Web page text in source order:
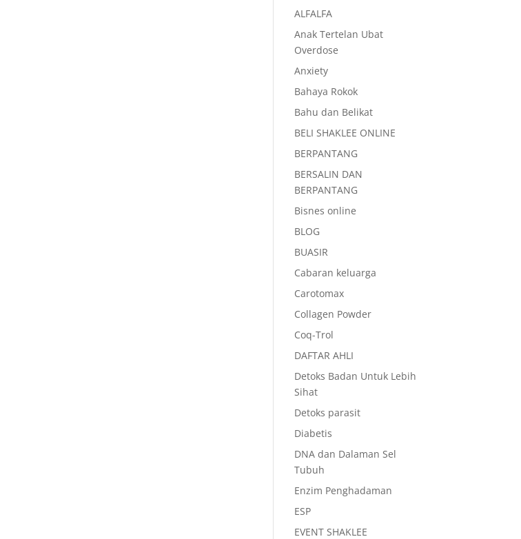
ALFALFA
Anak Tertelan Ubat
Overdose
Anxiety
Bahaya Rokok
Bahu dan Belikat
BELI SHAKLEE ONLINE
BERPANTANG
BERSALIN DAN
BERPANTANG
Bisnes online
BLOG
BUASIR
Cabaran keluarga
Carotomax
Collagen Powder
Coq-Trol
DAFTAR AHLI
Detoks Badan Untuk Lebih
Sihat
Detoks parasit
Diabetis
DNA dan Dalaman Sel
Tubuh
Enzim Penghadaman
ESP
EVENT SHAKLEE